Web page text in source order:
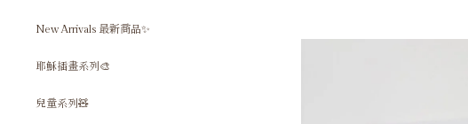
New Arrivals 最新商品✨
耶穌插畫系列🎨
兒童系列🧸